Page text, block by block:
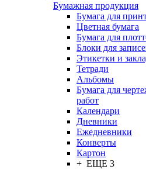
Бумажная продукция
Бумага для
Цветная бумага
Бумага для
Блоки для
Этикетки и
Тетради
Альбомы
Бумага для
работ
Календари
Дневники
Ежедневники
Конверты
Картон
+ ЕЩЕ 3